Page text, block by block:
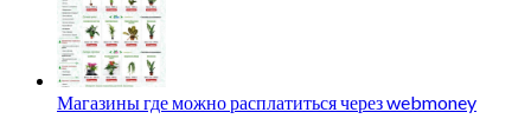
Магазины где можно расплатиться через webmoney